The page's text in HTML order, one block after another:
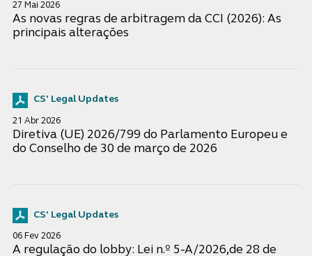
27 Mai 2026
As novas regras de arbitragem da CCI (2026): As
principais alterações
CS' Legal Updates
21 Abr 2026
Diretiva (UE) 2026/799 do Parlamento Europeu e
do Conselho de 30 de março de 2026
CS' Legal Updates
06 Fev 2026
A regulação do lobby: Lei n.º 5-A/2026,de 28 de